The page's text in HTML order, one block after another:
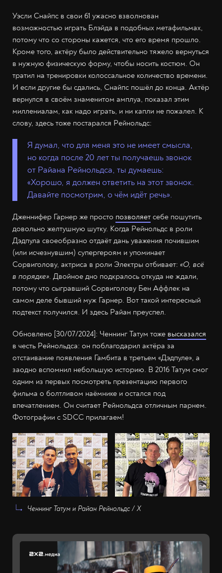
Уэсли Снайпс в свои 61 ужасно взволнован
возможностью играть Блэйда в подобных метафильмах,
потому что со стороны кажется, что его время прошло.
Кроме того, актёру было действительно тяжело вернуться
в нужную физическую форму, чтобы носить костюм. Он
тратил на тренировки колоссальное количество времени.
И если другие бы сдались, Снайпс пошёл до конца. Актёр
вернулся в своём знаменитом амплуа, показал этим
миллениалам, как надо играть, и ни капли не пожалел. К
слову, здесь тоже постарался Рейнольдс:
Я думал, что для меня это не имеет смысла,
но когда после 20 лет ты получаешь звонок
от Райана Рейнольдса, ты думаешь:
«Хорошо, я должен ответить на этот звонок.
Давайте посмотрим, о чём идёт речь».
Дженнифер Гарнер же просто позволяет себе пошутить
довольно желтушную шутку. Когда Рейнольдс в роли
Дэдпула своеобразно отдаёт дань уважения почившим
(или исчезнувшим) супергероям и упоминает
Сорвиголову, актриса в роли Электры отбивает: «О, всё
в порядке». Двойное дно подкралось откуда не ждали,
потому что сыгравший Сорвиголову Бен Аффлек на
самом деле бывший муж Гарнер. Вот такой интересный
подтекст получился. И здесь Райан преуспел.
Обновлено [30/07/2024]: Ченнинг Татум тоже высказался
в честь Рейнольдса: он поблагодарил актёра за
отстаивание появления Гамбита в третьем «Дэдпуле», а
заодно вспомнил небольшую историю. В 2016 Татум смог
одним из первых посмотреть презентацию первого
фильма о болтливом наёмнике и остался под
впечатлением. Он считает Рейнольдса отличным парнем.
Фотографии с SDCC прилагаем!
Ченнинг Татум и Райан Рейнольдс / Х